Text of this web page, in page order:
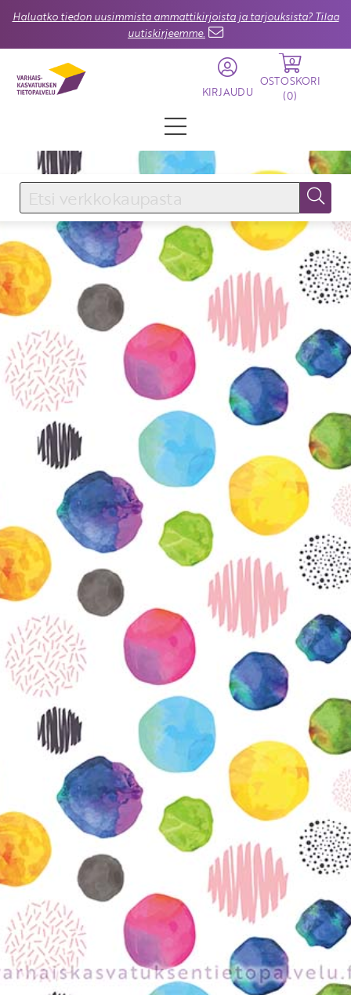
Haluatko tiedon uusimmista ammattikirjoista ja tarjouksista? Tilaa
uutiskirjeemme.
KIRJAUDU
0
OSTOSKORI
(0)
KIRJAUDU SISÄÄN
Käyttäjätunnus
Salasana
Unohtuiko salasana?
KIRJAUDU SISÄÄN
Etkö ole vielä Varhaiskasvatuksen Tietopalvelun
jäsen?
Liity tästä!